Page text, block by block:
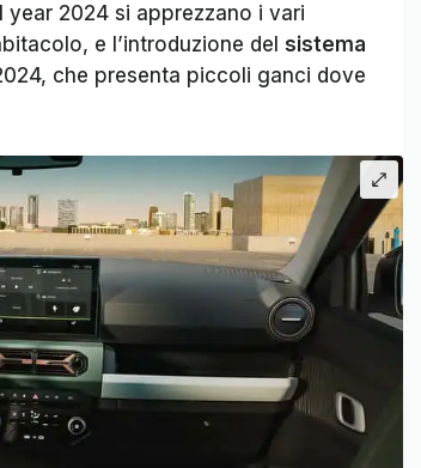
2024 si apprezzano i vari
e l’introduzione del sistema
che presenta piccoli ganci dove